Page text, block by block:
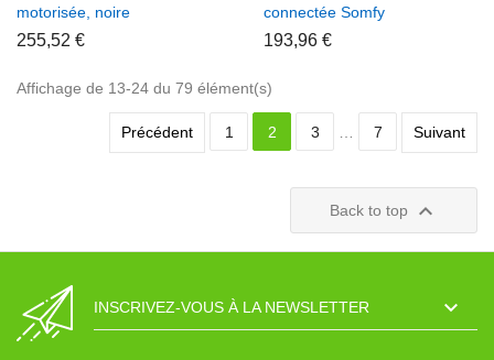
motorisée, noire
255,52 €
connectée Somfy
193,96 €
Affichage de 13-24 du 79 élément(s)
Précédent 1 2 3 7 Suivant
Back to top 
INSCRIVEZ-VOUS À LA NEWSLETTER 